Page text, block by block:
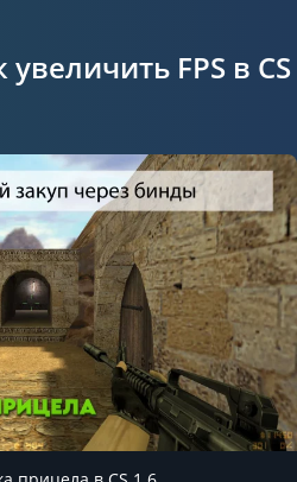
FPS в CS